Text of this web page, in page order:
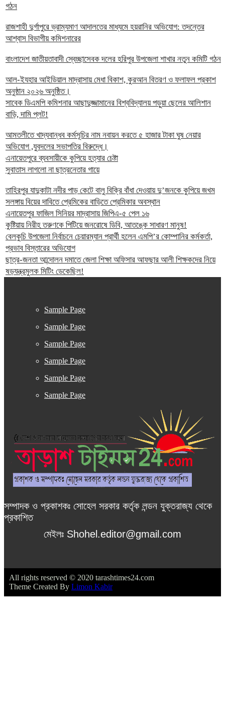
গঠন
রাজশাহী দুর্গাপুরে ভ্রাম্যমাণ আদালতের মাধ্যমে হয়রানির অভিযোগ: তদন্তের
আশ্বাস বিভাগীয় কমিশনারের
বাংলাদেশ জাতীয়তাবাদী স্বেচ্ছাসেবক দলের হরিপুর উপজেলা শাখার নতুন কমিটি গঠন
আল-ইযহার আইডিয়াল মাদ্রাসায় মেধা বিকাশ, কুরআন বিতরণ ও ফলাফল প্রকাশ
অনুষ্ঠান ২০২৬ অনুষ্ঠিত।
সাবেক ডিএমপি কমিশনার আছাদুজ্জামানের বিশ্ববিদ্যালয় পড়ুয়া ছেলের আলিশান
বাড়ি, দামি প্লট!
আমতলীতে খাদ্যবান্ধব কর্মসূচির নাম নবায়ন করতে ৫ হাজার টাকা ঘুষ নেয়ার
অভিযোগ ,যুবদলের সভাপতির বিরুদ্ধে।
এনায়েতপুরে ব্যবসায়ীকে কুপিয়ে হত্যার চেষ্টা
সুবাতাস লাগলো না ছাত্রনেতার গায়ে
তাহিরপুর যাদুকাটা নদীর পাড় কেটে বালু বিক্রি বাঁধা দেওয়ায় দু’জনকে কুপিয়ে জখম
সলঙ্গায় বিয়ের দাবিতে প্রেমিকের বাড়িতে প্রেমিকার অবস্থান
এনায়েতপুর ফাজিল সিনিয়র মাদ্রাসায় জিপিএ-৫ পেল ১৬
কুষ্টিয়ায় নিরীহ তরুণকে পিটিয়ে জনরোষে ডিবি, আতঙ্কে সাধারণ মানুষ!
বেলকুচি উপজেলা নির্বাচনে চেয়ারম্যান প্রার্থী হলেন এমপি’র কোম্পানির কর্মকর্তা,
প্রভাব বিস্তারের অভিযোগ
ছাত্র-জনতা আন্দোলন দমাতে জেলা শিক্ষা অফিসার আফছার আলী শিক্ষকদের নিয়ে
ষড়যন্ত্রমুলক মিটিং ডেকেছিল!
Sample Page
Sample Page
Sample Page
Sample Page
Sample Page
Sample Page
সম্পাদক ও প্রকাশকঃ সোহেল সরকার কর্তৃক লন্ডন যুক্তরাজ্য থেকে
প্রকাশিত
মেইলঃ Shohel.editor@gmail.com
All rights reserved © 2020 tarashtimes24.com
Theme Created By Limon Kabir